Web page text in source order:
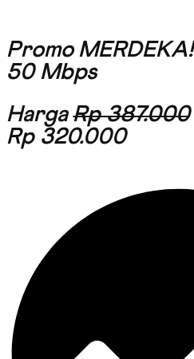
Promo MERDEKA!
50 Mbps
HargaRp 387.000
Rp 320.000